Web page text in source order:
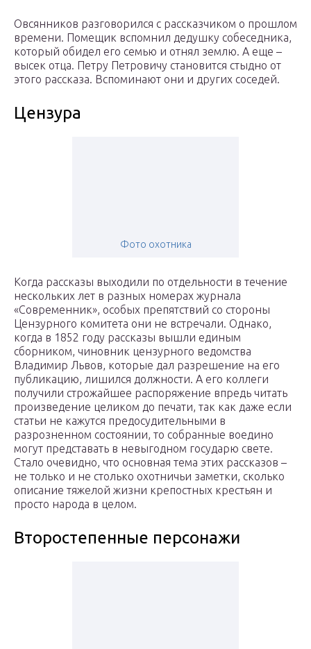
Овсянников разговорился с рассказчиком о прошлом
времени. Помещик вспомнил дедушку собеседника,
который обидел его семью и отнял землю. А еще –
высек отца. Петру Петровичу становится стыдно от
этого рассказа. Вспоминают они и других соседей.
Цензура
Фото охотника
Когда рассказы выходили по отдельности в течение
нескольких лет в разных номерах журнала
«Современник», особых препятствий со стороны
Цензурного комитета они не встречали. Однако,
когда в 1852 году рассказы вышли единым
сборником, чиновник цензурного ведомства
Владимир Львов, которые дал разрешение на его
публикацию, лишился должности. А его коллеги
получили строжайшее распоряжение впредь читать
произведение целиком до печати, так как даже если
статьи не кажутся предосудительными в
разрозненном состоянии, то собранные воедино
могут представать в невыгодном государю свете.
Стало очевидно, что основная тема этих рассказов –
не только и не столько охотничьи заметки, сколько
описание тяжелой жизни крепостных крестьян и
просто народа в целом.
Второстепенные персонажи